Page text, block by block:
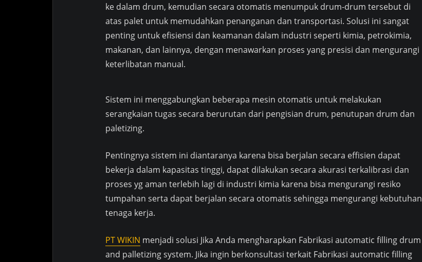
ke dalam drum, kemudian secara otomatis menumpuk drum-drum tersebut di
atas palet untuk memudahkan penanganan dan transportasi. Solusi ini sangat
penting untuk efisiensi dan keamanan dalam industri seperti kimia, petrokimia,
makanan, dan lainnya, dengan menawarkan proses yang presisi dan mengurangi
keterlibatan manual.
Sistem ini menggabungkan beberapa mesin otomatis untuk melakukan
serangkaian tugas secara berurutan dari pengisian drum, penutupan drum dan
paletizing.
Pentingnya sistem ini diantaranya karena bisa berjalan secara effisien dapat
bekerja dalam kapasitas tinggi, dapat dilakukan secara akurasi terkalibrasi dan
proses yg aman terlebih lagi di industri kimia karena bisa mengurangi resiko
tumpahan serta dapat berjalan secara otomatis sehingga mengurangi kebutuhan
tenaga kerja.
PT WIKIN menjadi solusi Jika Anda mengharapkan Fabrikasi automatic filling drum
and palletizing system. Jika ingin berkonsultasi terkait Fabrikasi automatic filling